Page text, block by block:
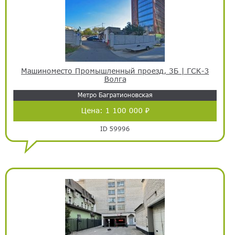
Машиноместо Промышленный проезд, 3Б | ГСК-3
Волга
Метро Багратионовская
Цена: 1 100 000 ₽
ID 59996